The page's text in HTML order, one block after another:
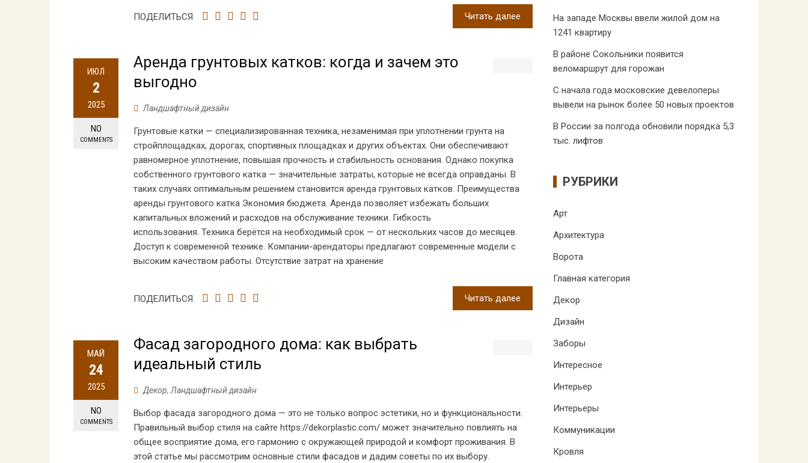
Читать далее
ПОДЕЛИТЬСЯ
ИЮЛ
2
2025
NO
COMMENTS
Аренда грунтовых катков: когда и зачем это
выгодно
Ландшафтный дизайн
Грунтовые катки — специализированная техника, незаменимая при уплотнении грунта на
стройплощадках, дорогах, спортивных площадках и других объектах. Они обеспечивают
равномерное уплотнение, повышая прочность и стабильность основания. Однако покупка
собственного грунтового катка — значительные затраты, которые не всегда оправданы. В
таких случаях оптимальным решением становится аренда грунтовых катков. Преимущества
аренды грунтового катка Экономия бюджета. Аренда позволяет избежать больших
капитальных вложений и расходов на обслуживание техники. Гибкость
использования. Техника берётся на необходимый срок — от нескольких часов до месяцев.
Доступ к современной технике. Компании-арендаторы предлагают современные модели с
высоким качеством работы. Отсутствие затрат на хранение
Читать далее
ПОДЕЛИТЬСЯ
МАЙ
24
2025
NO
COMMENTS
Фасад загородного дома: как выбрать
идеальный стиль
Декор, Ландшафтный дизайн
Выбор фасада загородного дома — это не только вопрос эстетики, но и функциональности.
Правильный выбор стиля на сайте https://dekorplastic.com/ может значительно повлиять на
общее восприятие дома, его гармонию с окружающей природой и комфорт проживания. В
этой статье мы рассмотрим основные стили фасадов и дадим советы по их выбору.
На западе Москвы ввели жилой дом на
1241 квартиру
В районе Сокольники появится
веломаршрут для горожан
С начала года московские девелоперы
вывели на рынок более 50 новых проектов
В России за полгода обновили порядка 5,3
тыс. лифтов
РУБРИКИ
Арт
Архитектура
Ворота
Главная категория
Декор
Дизайн
Заборы
Интересное
Интерьер
Интерьеры
Коммуникации
Кровля